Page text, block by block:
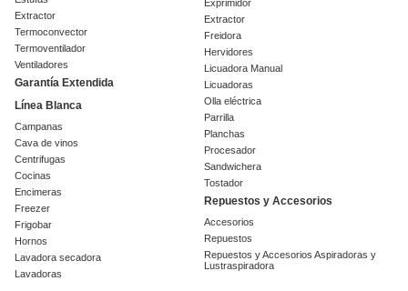
Extractor
Termoconvector
Termoventilador
Ventiladores
Garantía Extendida
Línea Blanca
Campanas
Cava de vinos
Centrifugas
Cocinas
Encimeras
Freezer
Frigobar
Hornos
Lavadora secadora
Lavadoras
Exprimidor
Extractor
Freidora
Hervidores
Licuadora Manual
Licuadoras
Olla eléctrica
Parrilla
Planchas
Procesador
Sandwichera
Tostador
Repuestos y Accesorios
Accesorios
Repuestos
Repuestos y Accesorios Aspiradoras y
Lustraspiradora